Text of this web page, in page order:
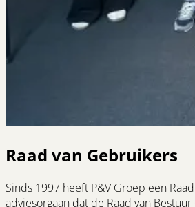
Raad van Gebruikers
Sinds 1997 heeft P&V Groep een
adviesorgaan dat de Raad van